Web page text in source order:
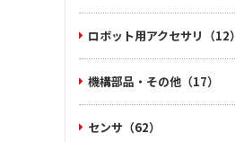
ロボット用アクセサリ（12）
機構部品・その他（17）
センサ（62）